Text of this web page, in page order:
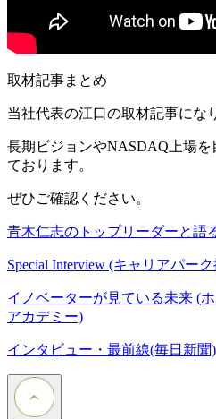
取材記事まとめ
当社代表の江口の取材記事にな
長期ビジョンやNASDAQ上場
ております。
ぜひご確認ください。
青木仁志のトップリーダーと語
Special Interview (キャリアパー
イノベーターが見ている未来 (
アカデミー)
インタビュー・最前線(毎日新聞)